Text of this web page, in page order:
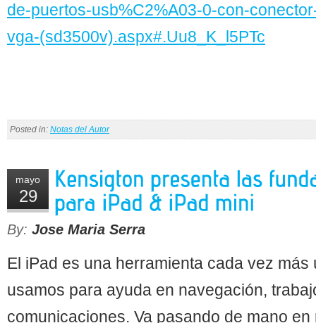
de-puertos-usb%C2%A03-0-con-
vga-(sd3500v).aspx#.Uu8_K_l5PTc
Posted in: Notas del Autor
mayo
29
By: Jose Maria Serra
El iPad es una herramienta cada vez más
usamos para ayuda en navegación,
comunicaciones. Va pasando de mano en